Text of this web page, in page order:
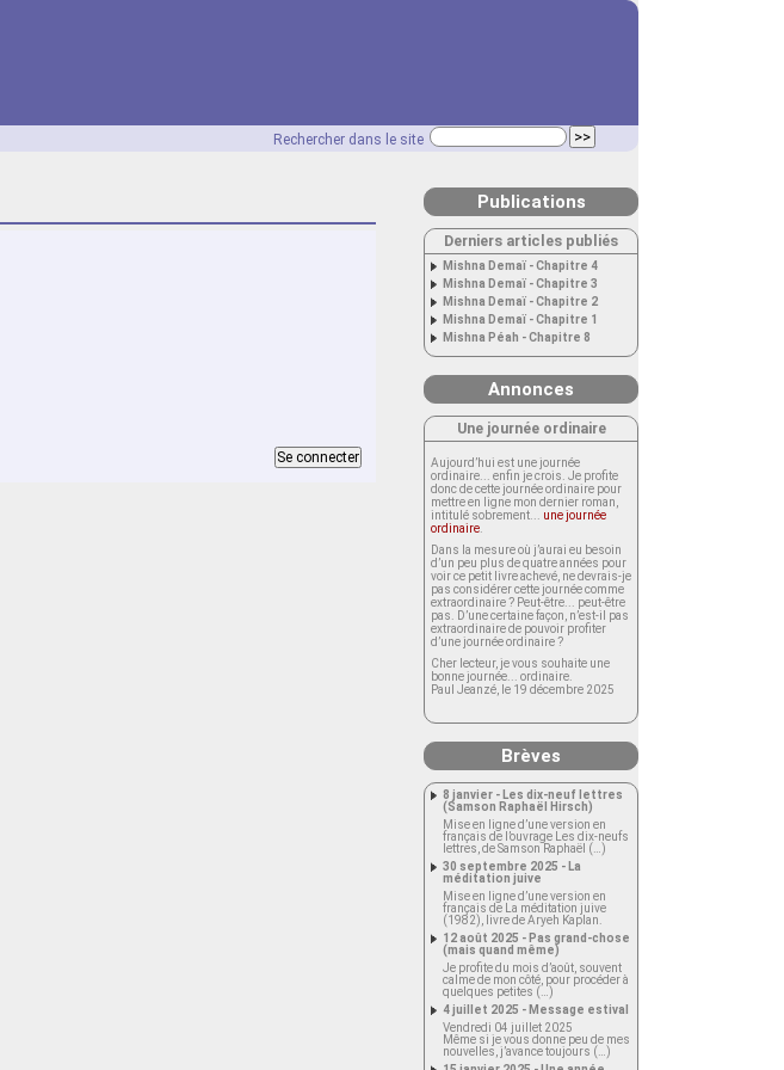
Rechercher dans le site
Publications
Derniers articles publiés
Mishna Demaï - Chapitre 4
Mishna Demaï - Chapitre 3
Mishna Demaï - Chapitre 2
Mishna Demaï - Chapitre 1
Mishna Péah - Chapitre 8
Annonces
Une journée ordinaire
Aujourd’hui est une journée
ordinaire... enfin je crois. Je profite
donc de cette journée ordinaire pour
mettre en ligne mon dernier roman,
intitulé sobrement... une journée
ordinaire
Dans la mesure où j’aurai eu besoin
d’un peu plus de quatre années pour
voir ce petit livre achevé, ne devrais-je
pas considérer cette journée comme
extraordinaire ? Peut-être... peut-être
pas. D’une certaine façon, n’est-il pas
extraordinaire de pouvoir profiter
d’une journée ordinaire ?
Cher lecteur, je vous souhaite une
bonne journée... ordinaire.
Paul Jeanzé, le 19 décembre 2025
Brèves
8 janvier - Les dix-neuf lettres
(Samson Raphaël Hirsch)
Mise en ligne d’une version en
français de l’ouvrage Les dix-neufs
lettres, de Samson Raphaël (…)
30 septembre 2025 - La
méditation juive
Mise en ligne d’une version en
français de La méditation juive
(1982), livre de Aryeh Kaplan.
12 août 2025 - Pas grand-chose
(mais quand même)
Je profite du mois d’août, souvent
calme de mon côté, pour procéder à
quelques petites (…)
4 juillet 2025 - Message estival
Vendredi 04 juillet 2025
Même si je vous donne peu de mes
nouvelles, j’avance toujours (…)